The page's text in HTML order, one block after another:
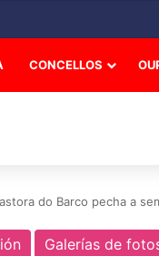
CONCELLOS
do Barco pecha a
Galerías de